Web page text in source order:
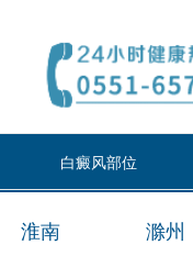
白癜风部位
淮南 滁州